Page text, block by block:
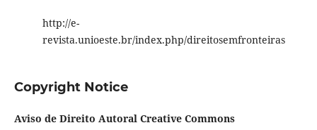
http://e-
revista.unioeste.br/index.php/direitosemfronteiras
Copyright Notice
Aviso de Direito Autoral Creative Commons